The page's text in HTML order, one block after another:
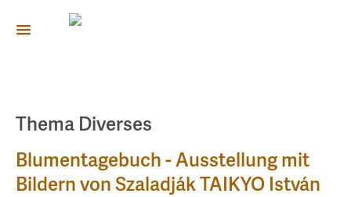
Thema Diverses
Blumentagebuch - Ausstellung mit
Bildern von Szaladják TAIKYO István